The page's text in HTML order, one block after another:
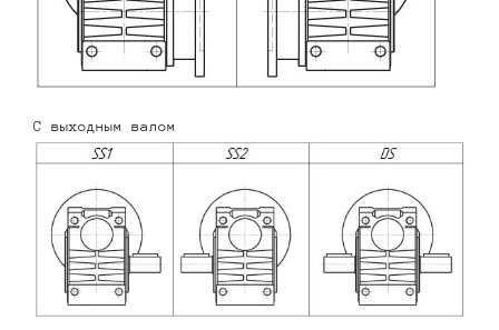
С выходным валом